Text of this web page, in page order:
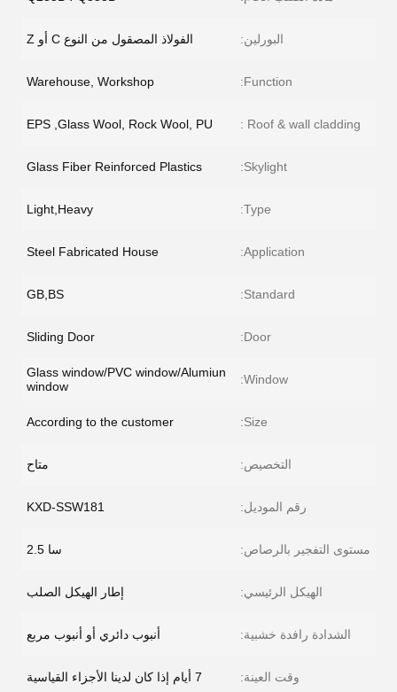
البورلين: الفولاذ المصقول من النوع C أو Z
Function:
Warehouse, Workshop
Roof & wall cladding :
EPS ,Glass Wool, Rock Wool, PU
Skylight:
Glass Fiber Reinforced Plastics
Type:
Light,Heavy
Application:
Steel Fabricated House
Standard:
GB,BS
Door:
Sliding Door
Window:
Glass window/PVC window/Alumiun
window
Size:
According to the customer
التخصيص: متاح
رقم الموديل: KXD-SSW181
مستوى التفجير بالرصاص: سا 2.5
الهيكل الرئيسي: إطار الهيكل الصلب
الشدادة رافدة خشبية: أنبوب دائري أو أنبوب مربع
وقت العينة: 7 أيام إذا كان لدينا الأجزاء القياسية